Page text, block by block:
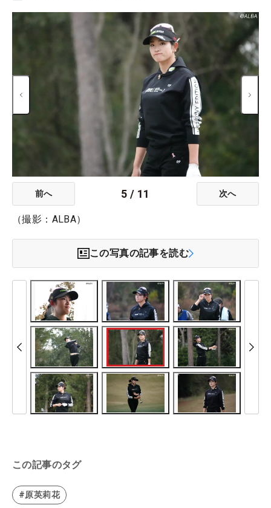
前へ 5 / 11 次へ
（撮影：ALBA）
この写真の記事を読む
この記事のタグ
#原英莉花